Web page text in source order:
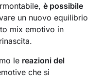
è possibile
un nuovo equilibrio
mix emotivo in
le reazioni del
che si